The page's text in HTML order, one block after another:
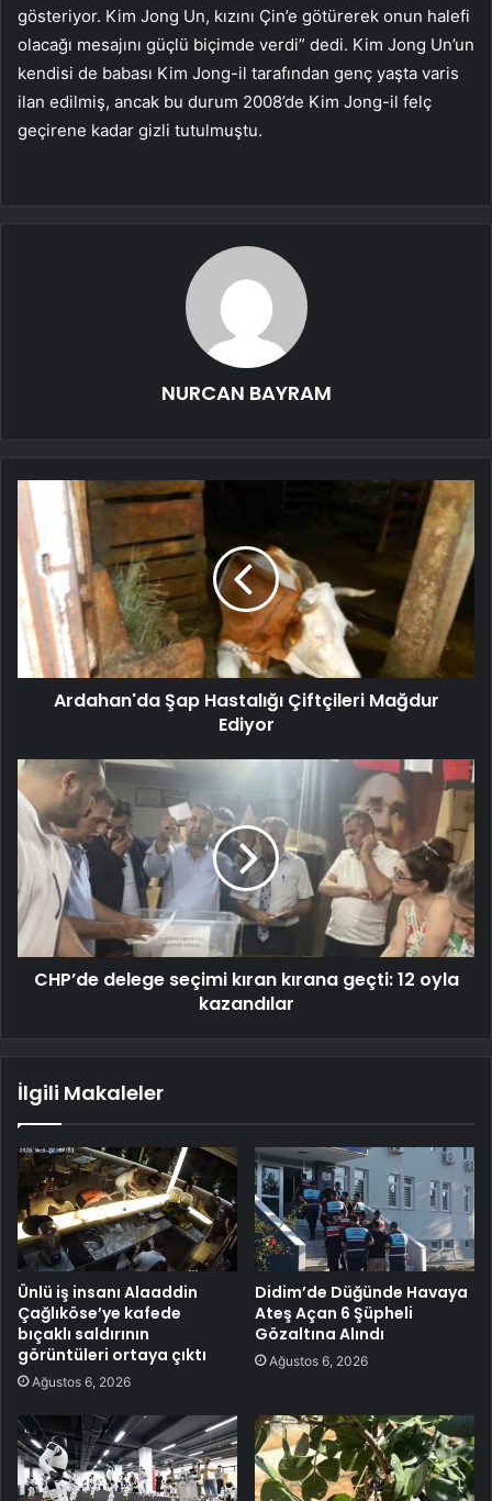
gösteriyor. Kim Jong Un, kızını Çin’e götürerek onun halefi
olacağı mesajını güçlü biçimde verdi” dedi. Kim Jong Un’un
kendisi de babası Kim Jong-il tarafından genç yaşta varis
ilan edilmiş, ancak bu durum 2008’de Kim Jong-il felç
geçirene kadar gizli tutulmuştu.
NURCAN BAYRAM
Ardahan'da Şap Hastalığı Çiftçileri Mağdur
Ediyor
CHP’de delege seçimi kıran kırana geçti: 12 oyla
kazandılar
İlgili Makaleler
Ünlü iş insanı Alaaddin
Çağlıköse’ye kafede
bıçaklı saldırının
görüntüleri ortaya çıktı
Ağustos 6, 2026
Didim’de Düğünde Havaya
Ateş Açan 6 Şüpheli
Gözaltına Alındı
Ağustos 6, 2026